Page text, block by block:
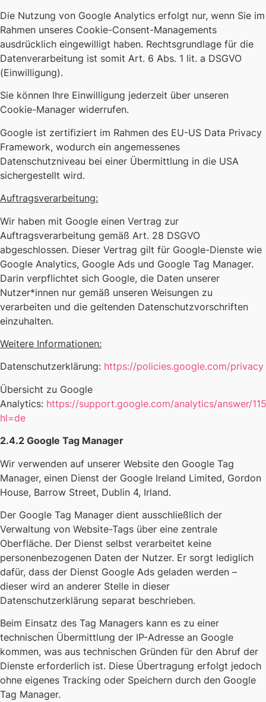
Die Nutzung von Google Analytics erfolgt nur, wenn Sie im
Rahmen unseres Cookie-Consent-Managements
ausdrücklich eingewilligt haben. Rechtsgrundlage für die
Datenverarbeitung ist somit Art. 6 Abs. 1 lit. a DSGVO
(Einwilligung).
Sie können Ihre Einwilligung jederzeit über unseren
Cookie-Manager widerrufen.
Google ist zertifiziert im Rahmen des EU-US Data Privacy
Framework, wodurch ein angemessenes
Datenschutzniveau bei einer Übermittlung in die USA
sichergestellt wird.
Auftragsverarbeitung:
Wir haben mit Google einen Vertrag zur
Auftragsverarbeitung gemäß Art. 28 DSGVO
abgeschlossen. Dieser Vertrag gilt für Google-Dienste wie
Google Analytics, Google Ads und Google Tag Manager.
Darin verpflichtet sich Google, die Daten unserer
Nutzer*innen nur gemäß unseren Weisungen zu
verarbeiten und die geltenden Datenschutzvorschriften
einzuhalten.
Weitere Informationen:
Datenschutzerklärung: https://policies.google.com/privacy
Übersicht zu Google
Analytics: https://support.google.com/analytics/answer/
hl=de
2.4.2 Google Tag Manager
Wir verwenden auf unserer Website den Google Tag
Manager, einen Dienst der Google Ireland Limited, Gordon
House, Barrow Street, Dublin 4, Irland.
Der Google Tag Manager dient ausschließlich der
Verwaltung von Website-Tags über eine zentrale
Oberfläche. Der Dienst selbst verarbeitet keine
personenbezogenen Daten der Nutzer. Er sorgt lediglich
dafür, dass der Dienst Google Ads geladen werden –
dieser wird an anderer Stelle in dieser
Datenschutzerklärung separat beschrieben.
Beim Einsatz des Tag Managers kann es zu einer
technischen Übermittlung der IP-Adresse an Google
kommen, was aus technischen Gründen für den Abruf der
Dienste erforderlich ist. Diese Übertragung erfolgt jedoch
ohne eigenes Tracking oder Speichern durch den Google
Tag Manager.